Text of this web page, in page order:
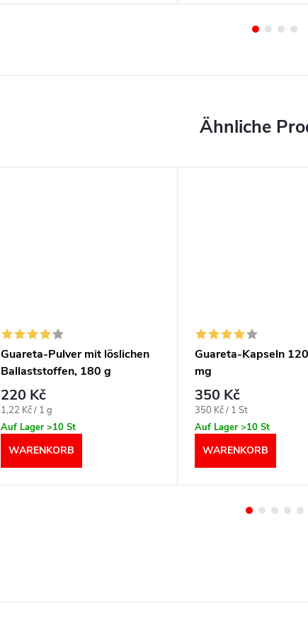
Guareta-Pulver mit löslichen
Ballaststoffen, 180 g
220 Kč
Verkaufspreis:
1,22 Kč / 1 g
Auf Lager >10 St
WARENKORB
Guareta-Kapseln
mg
350 Kč
Verkaufspreis:
350 Kč / 1 St
Auf Lager >10 St
WARENKORB